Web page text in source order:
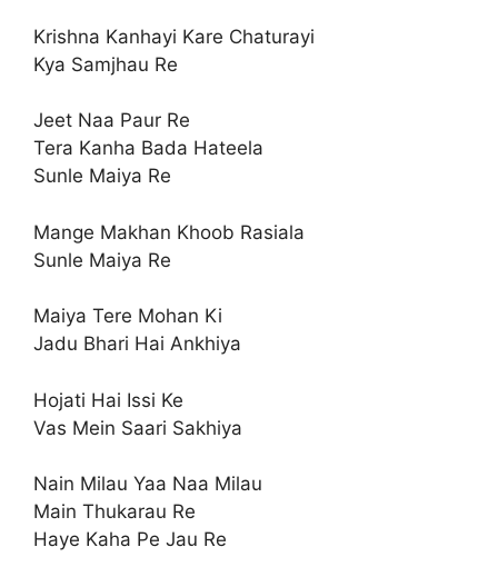
Krishna Kanhayi Kare Chaturayi
Kya Samjhau Re
Jeet Naa Paur Re
Tera Kanha Bada Hateela
Sunle Maiya Re
Mange Makhan Khoob Rasiala
Sunle Maiya Re
Maiya Tere Mohan Ki
Jadu Bhari Hai Ankhiya
Hojati Hai Issi Ke
Vas Mein Saari Sakhiya
Nain Milau Yaa Naa Milau
Main Thukarau Re
Haye Kaha Pe Jau Re